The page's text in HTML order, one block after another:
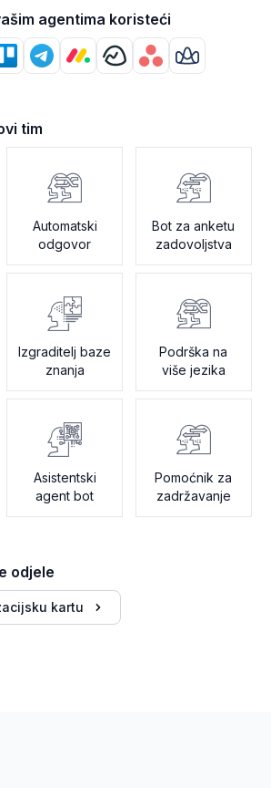
agentima koristeći
tim
Automatski
odgovor
Bot za anketu
zadovoljstva
Izgraditelj baze
znanja
Podrška na
više jezika
Asistentski
agent bot
Pomoćnik za
zadržavanje
odjele
kartu